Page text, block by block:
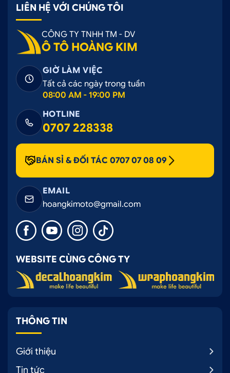
LIÊN HỆ VỚI CHÚNG TÔI
CÔNG TY TNHH TM - DV
Ô TÔ HOÀNG KIM
GIỜ LÀM VIỆC
Tất cả các ngày trong tuần
08:00 AM - 19:00 PM
HOTLINE
0707 228338
BÁN SỈ & ĐỐI TÁC 0707 07 08 09
EMAIL
hoangkimoto@gmail.com
WEBSITE CÙNG CÔNG TY
THÔNG TIN
Giới thiệu
Tin tức